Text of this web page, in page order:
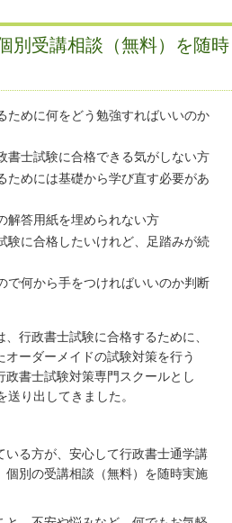
別受講相談（無料）を随時
ために何をどう勉強すればいいのか
書士試験に合格できる気がしない方
ためには基礎から学び直す必要があ
解答用紙を埋められない方
験に合格したいけれど、足踏みが続
で何から手をつければいいのか判断
行政書士試験に合格するために、
ーダーメイドの試験対策を行う
政書士試験対策専門スクールとし
り出してきました。
いる方が、安心して行政書士通学講
個別の受講相談（無料）を随時実施